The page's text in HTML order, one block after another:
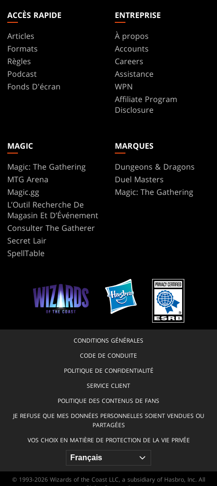
ACCÈS RAPIDE
Articles
Formats
Règles
Podcast
Fonds D'écran
ENTREPRISE
À propos
Accounts
Careers
Assistance
WPN
Affiliate Program
Disclosure
MAGIC
Magic: The Gathering
MTG Arena
Magic.gg
L’Outil Recherche De
Magasin Et D’Événement
Consulter The Gatherer
Secret Lair
SpellTable
MARQUES
Dungeons & Dragons
Duel Masters
Magic: The Gathering
CONDITIONS GÉNÉRALES
CODE DE CONDUITE
POLITIQUE DE CONFIDENTIALITÉ
SERVICE CLIENT
POLITIQUE DES CONTENUS DE FANS
JE REFUSE QUE MES DONNÉES PERSONNELLES SOIENT VENDUES OU
PARTAGÉES
VOS CHOIX EN MATIÈRE DE PROTECTION DE LA VIE PRIVÉE
© 1993-2026 Wizards of the Coast LLC, a subsidiary of Hasbro, Inc. All